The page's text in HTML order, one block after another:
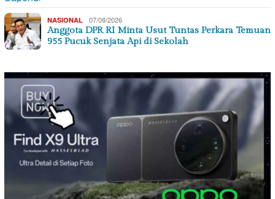
NASIONAL 07/08/2026
Anggota DPR RI Minta Usut Tuntas Perkara Temuan
955 Pucuk Senjata Api di Sekolah